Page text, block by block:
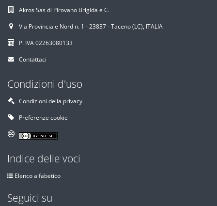
Akros Sas di Pirovano Brigida e C.
Via Provinciale Nord n. 1 - 23837 - Taceno (LC), ITALIA
P. IVA 02263080133
Contattaci
Condizioni d'uso
Condizioni della privacy
Preferenze cookie
Indice delle voci
Elenco alfabetico
Seguici su